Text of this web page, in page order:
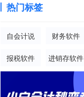
热门标签
自会计说 财务软件
报税软件 进销存软件